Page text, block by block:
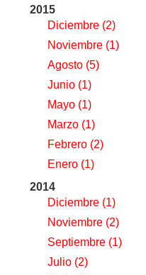
2015
Diciembre (2)
Noviembre (1)
Agosto (5)
Junio (1)
Mayo (1)
Marzo (1)
Febrero (2)
Enero (1)
2014
Diciembre (1)
Noviembre (2)
Septiembre (1)
Julio (2)